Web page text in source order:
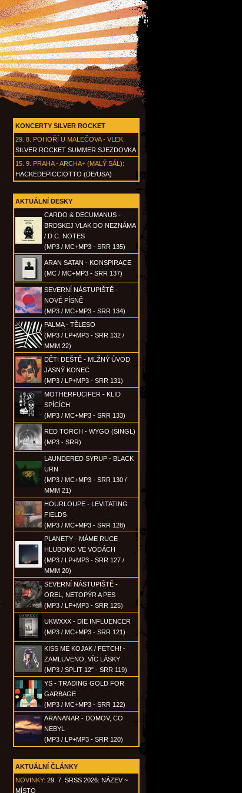
KONCERTY SILVER ROCKET
29. 8. POHOŘÍ U MALEČOVA - VLEK:
SILVER ROCKET SUMMER SJEZDOVKA
15. 9. PRAHA - ARCHA+ (MALÝ SÁL):
HACKEDEPICCIOTTO (DE/USA)
AKTUÁLNÍ DESKY
CARDO & DECUMANUS -
BRDSKEJ VLAK DO NEZNÁMA
/ D.C. NOTES
(MP3 / MC+MP3 - SRR 135)
ARAN SATAN - KONSPIRACE
(MC / MC+MP3 - SRR 137)
SEVERNÍ NÁSTUPIŠTĚ -
NOVÉ PÍSNĚ
(MP3 / MC+MP3 - SRR 134)
PALMA - TĚLESO
(MP3 / LP+MP3 - SRR 132 /
MMM 22)
DĚTI DEŠTĚ - MLŽNÝ ÚVOD
JASNÝ KONEC
(MP3 / LP+MP3 - SRR 131)
MOTHERFUCIFER - KLID
SPÍCÍCH
(MP3 / MC+MP3 - SRR 133)
RED TORCH - WYGO (SINGL)
(MP3 - SRR)
LAUNDERED SYRUP - BLACK
URN
(MP3 / MC+MP3 - SRR 130 /
MMM 21)
HOURLOUPE - LEVITATING
FIELDS
(MP3 / MC+MP3 - SRR 128)
PLANETY - MÁME RUCE
HLUBOKO VE VODÁCH
(MP3 / LP+MP3 - SRR 127 /
MMM 20)
SEVERNÍ NÁSTUPIŠTĚ -
OREL, NETOPÝR A PES
(MP3 / LP+MP3 - SRR 125)
UKWXXX - DIE INFLUENCER
(MP3 / MC+MP3 - SRR 121)
KISS ME KOJAK / FETCH! -
ZAMLUVENO, VÍC LÁSKY
(MP3 / SPLIT 12" - SRR 119)
YS - TRADING GOLD FOR
GARBAGE
(MP3 / MC+MP3 - SRR 122)
ARANANAR - DOMOV, CO
NEBYL
(MP3 / LP+MP3 - SRR 120)
AKTUÁLNÍ ČLÁNKY
NOVINKY: 29. 7. SRSS 2026: NÁZEV ~
MÍSTO